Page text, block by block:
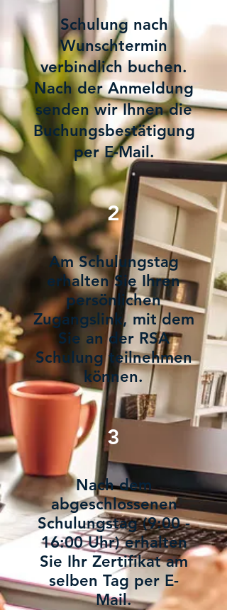
Schulung nach
Wunschtermin
verbindlich buchen.
Nach der Anmeldung
senden wir Ihnen die
Buchungsbestätigung
per E-Mail.
2
Am Schulungstag
erhalten Sie Ihren
persönlichen
Zugangslink, mit dem
Sie an der RSA
Schulung teilnehmen
können.
3
Nach dem
abgeschlossenen
Schulungstag (9:00 -
16:00 Uhr) erhalten
Sie Ihr Zertifikat am
selben Tag per E-
Mail.